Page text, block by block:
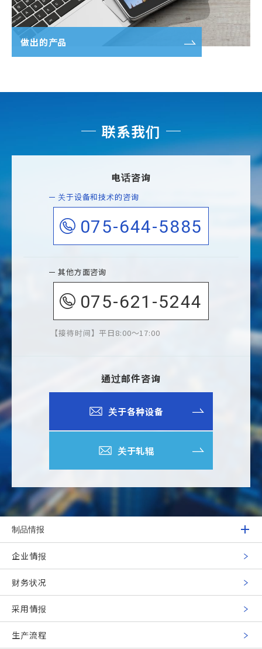
做出的产品
联系我们
电话咨询
关于设备和技术的咨询
075-644-5885
其他方面咨询
075-621-5244
接待时间 平日8:00～17:00
通过邮件咨询
关于各种设备
关于轧辊
制品情报
企业情报
财务状况
采用情报
生产流程